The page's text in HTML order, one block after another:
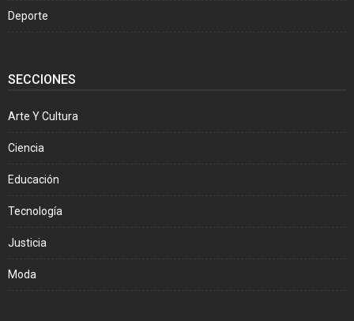
Deporte
SECCIONES
Arte Y Cultura
Ciencia
Educación
Tecnología
Justicia
Moda